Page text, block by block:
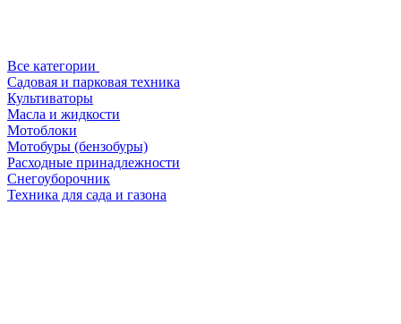
Все категории
Садовая и парковая техника
Культиваторы
Масла и жидкости
Мотоблоки
Мотобуры (бензобуры)
Расходные принадлежности
Снегоуборочник
Техника для сада и газона